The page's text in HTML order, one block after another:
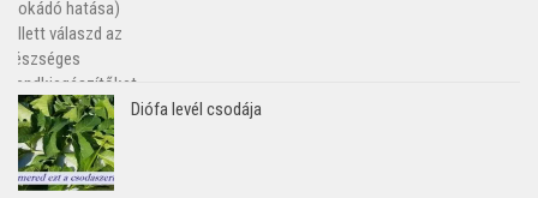
Diófa levél csodája